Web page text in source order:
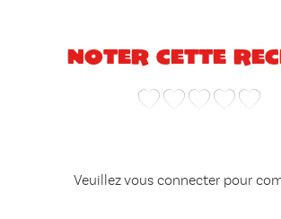
Noter cette
Veuillez vous connecter pour